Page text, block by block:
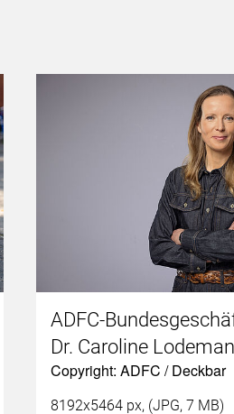
ADFC-
Dr. Caroline
Copyright: ADFC / Deckbar
8192x5464 px, (JPG, 7 MB)